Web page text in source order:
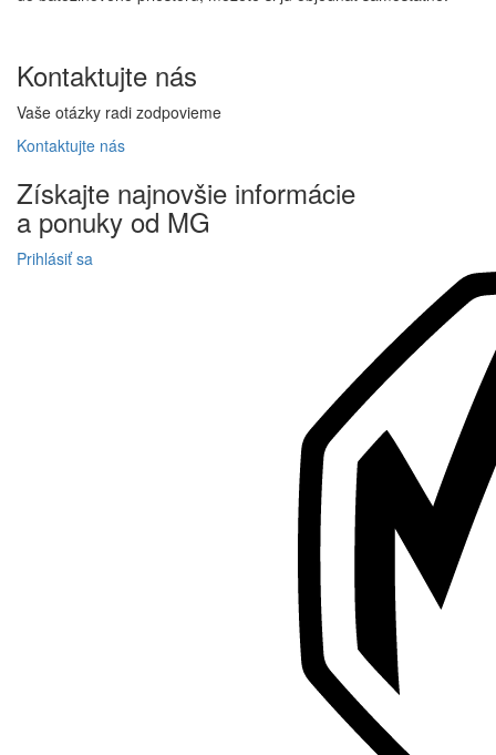
Kontaktujte nás
Vaše otázky radi zodpovieme
Kontaktujte nás
Získajte najnovšie informácie
a ponuky od MG
Prihlásiť sa